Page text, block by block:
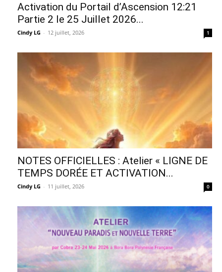
Activation du Portail d’Ascension 12:21
Partie 2 le 25 Juillet 2026...
Cindy LG - 12 juillet, 2026 1
NOTES OFFICIELLES : Atelier « LIGNE DE
TEMPS DORÉE ET ACTIVATION...
Cindy LG - 11 juillet, 2026 0